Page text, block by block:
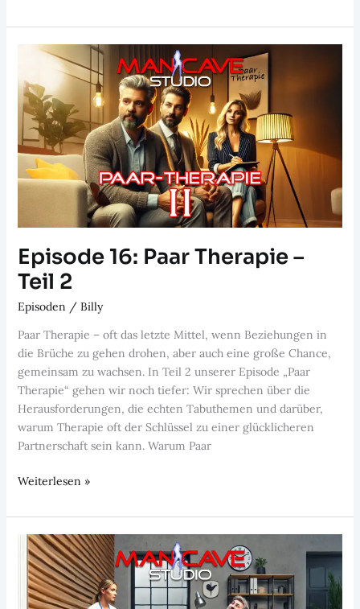
Gaming,
Gammelsteaks
der
teuerste
Staubfänger
aller
Zeiten
Episode 16: Paar Therapie –
Teil 2
Episoden / Billy
Paar Therapie – oft das letzte Mittel, wenn Beziehungen in
die Brüche zu gehen drohen, aber auch eine große Chance,
gemeinsam zu wachsen. In Teil 2 unserer Episode „Paar
Therapie“ gehen wir noch tiefer: Wir sprechen über die
Herausforderungen, die echten Tabuthemen und darüber,
warum Therapie oft der Schlüssel zu einer glücklicheren
Partnerschaft sein kann. Warum Paar
Episode
Paar
Therapie
Teil
Weiterlesen »